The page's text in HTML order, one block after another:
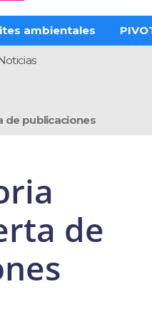
ambientales
de publicaciones
de